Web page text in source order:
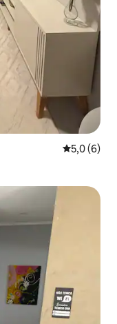
Xếp hạng
5,0 (6)